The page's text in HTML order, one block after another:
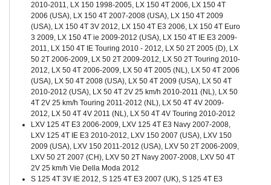
2010-2011, LX 150 1998-2005, LX 150 4T 2006, LX 150 4T
2006 (USA), LX 150 4T 2007-2008 (USA), LX 150 4T 2009
(USA), LX 150 4T 3V 2012, LX 150 4T E3 2006, LX 150 4T Euro
3 2009, LX 150 4T ie 2009-2012 (USA), LX 150 4T IE E3 2009-
2011, LX 150 4T IE Touring 2010 - 2012, LX 50 2T 2005 (D), LX
50 2T 2006-2009, LX 50 2T 2009-2012, LX 50 2T Touring 2010-
2012, LX 50 4T 2006-2009, LX 50 4T 2005 (NL), LX 50 4T 2006
(USA), LX 50 4T 2008 (USA), LX 50 4T 2009 (USA), LX 50 4T
2010-2012 (USA), LX 50 4T 2V 25 km/h 2010-2011 (NL), LX 50
4T 2V 25 km/h Touring 2011-2012 (NL), LX 50 4T 4V 2009-
2012, LX 50 4T 4V 2011 (NL), LX 50 4T 4V Touring 2010-2012
LXV 125 4T E3 2006-2009, LXV 125 4T E3 Navy 2007-2008,
LXV 125 4T IE E3 2010-2012, LXV 150 2007 (USA), LXV 150
2009 (USA), LXV 150 2011-2012 (USA), LXV 50 2T 2006-2009,
LXV 50 2T 2007 (CH), LXV 50 2T Navy 2007-2008, LXV 50 4T
2V 25 km/h Vie Della Moda 2012
S 125 4T 3V IE 2012, S 125 4T E3 2007 (UK), S 125 4T E3